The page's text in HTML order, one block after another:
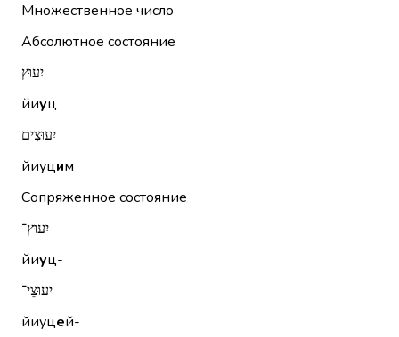
Множественное число
Абсолютное состояние
יִעוּץ
йиуц
יִעוּצִים
йиуцим
Сопряженное состояние
יִעוּץ־
йиуц-
יִעוּצֵי־
йиуцей-